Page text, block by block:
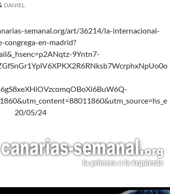
DANIEL
semanal.org/art/36214/la-internacional-
congrega-en-madrid?
9Yntn7-
05/24